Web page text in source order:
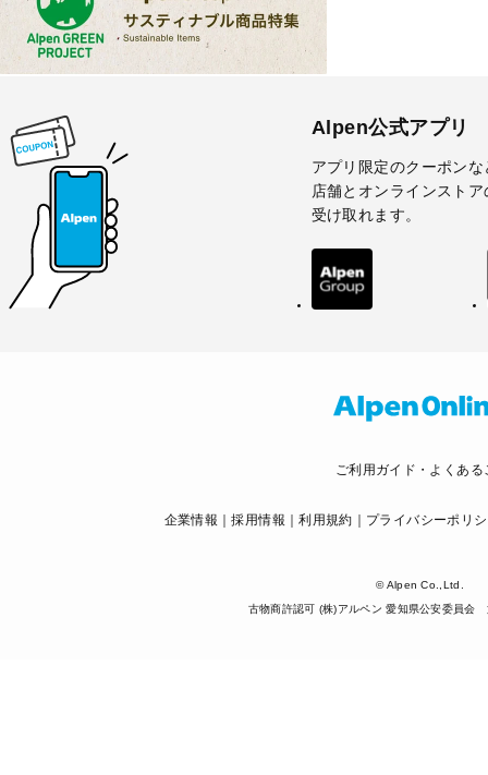
Alpen公式アプリ
アプリ限定のクーポンな
店舗とオンラインスト
受け取れます。
ご利用ガイド・よくある
企業情報 採用情報 利用規約 プライバシーポリ
© Alpen Co.,Ltd.
古物商許認可 (株)アルペン 愛知県公安委員